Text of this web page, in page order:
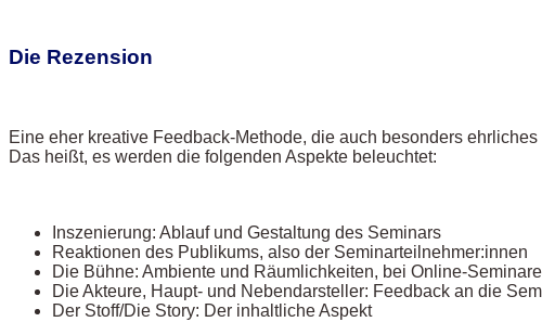
Die Rezension
Eine eher kreative Feedback-Methode, die auch besonders
Das heißt, es werden die folgenden Aspekte beleuchtet:
Inszenierung: Ablauf und Gestaltung des Seminars
Reaktionen des Publikums, also der Seminarteilnehmer:innen
Die Bühne: Ambiente und Räumlichkeiten, bei Online-
Die Akteure, Haupt- und Nebendarsteller: Feedback an die
Der Stoff/Die Story: Der inhaltliche Aspekt